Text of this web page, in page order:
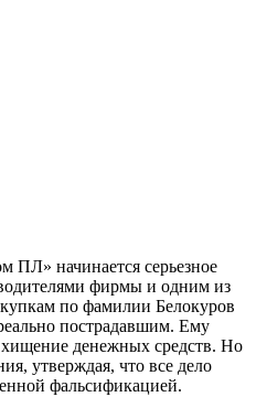
начинается серьезное
фирмы и одним из
по фамилии Белокуров
пострадавшим. Ему
денежных средств. Но
утверждая, что все дело
фальсификацией.